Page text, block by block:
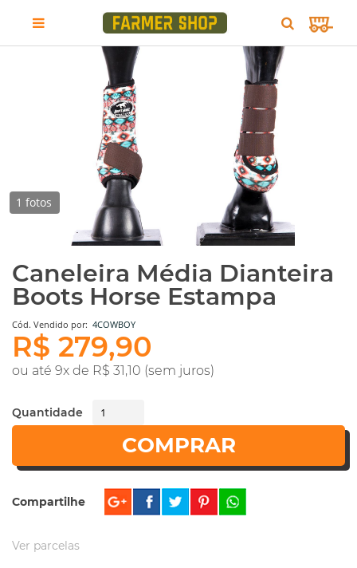
1 fotos
Caneleira Média Dianteira
Boots Horse Estampa
Cód. Vendido por: 4COWBOY
R$ 279,90
ou até 9x de R$ 31,10 (sem juros)
Quantidade
COMPRAR
Compartilhe
Ver parcelas